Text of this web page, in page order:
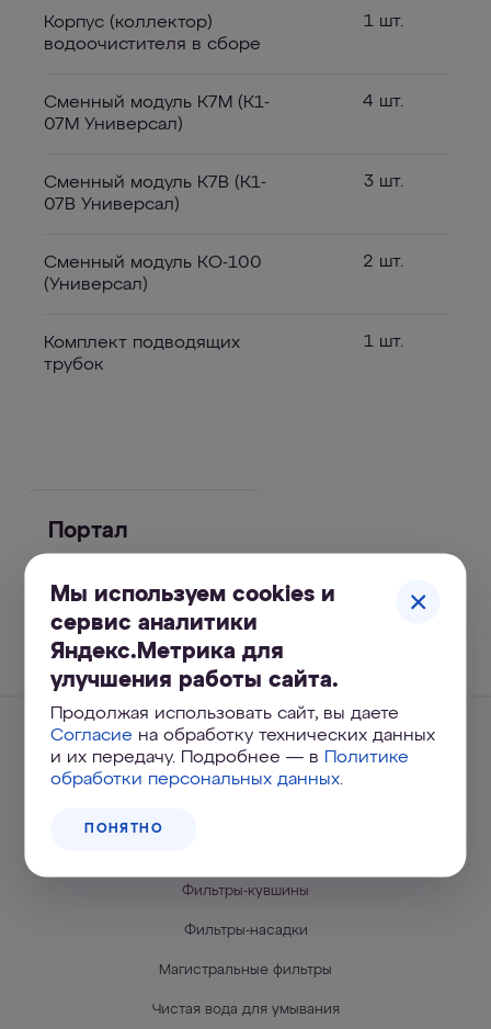
Корпус (коллектор)
водоочистителя в сборе
1 шт.
Сменный модуль К7М (К1-
07М Универсал)
4 шт.
Сменный модуль К7В (К1-
07В Универсал)
3 шт.
Сменный модуль КО-100
(Универсал)
2 шт.
Комплект подводящих
трубок
1 шт.
Портал
поддержки
УЗНАТЬ БОЛЬШЕ
Мы используем cookies и
сервис аналитики
Яндекс.Метрика для
улучшения работы сайта.
Продолжая использовать сайт, вы даете
Согласие на обработку технических данных
и их передачу. Подробнее — в Политике
обработки персональных данных.
ПОНЯТНО
ФИЛЬТРЫ ДЛЯ ВОДЫ
Фильтры-кувшины
Фильтры-насадки
Магистральные фильтры
Чистая вода для умывания